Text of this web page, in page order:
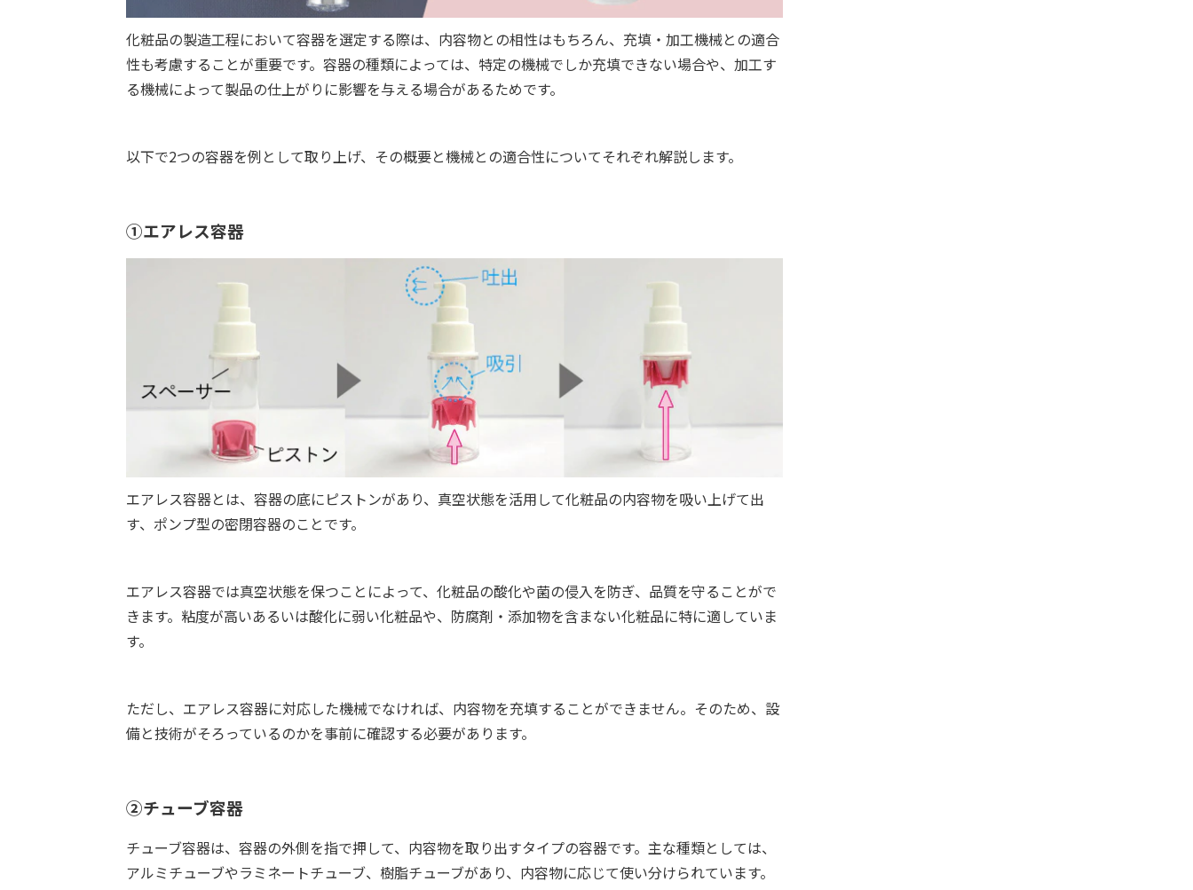
化粧品の製造工程において容器を選定する際は、内容物との相性はもちろん、充填・加工機械との適合
性も考慮することが重要です。容器の種類によっては、特定の機械でしか充填できない場合や、加工す
る機械によって製品の仕上がりに影響を与える場合があるためです。
以下で2つの容器を例として取り上げ、その概要と機械との適合性についてそれぞれ解説します。
①エアレス容器
エアレス容器とは、容器の底にピストンがあり、真空状態を活用して化粧品の内容物を吸い上げて出
す、ポンプ型の密閉容器のことです。
エアレス容器では真空状態を保つことによって、化粧品の酸化や菌の侵入を防ぎ、品質を守ることがで
きます。粘度が高いあるいは酸化に弱い化粧品や、防腐剤・添加物を含まない化粧品に特に適していま
す。
ただし、エアレス容器に対応した機械でなければ、内容物を充填することができません。そのため、設
備と技術がそろっているのかを事前に確認する必要があります。
②チューブ容器
チューブ容器は、容器の外側を指で押して、内容物を取り出すタイプの容器です。主な種類としては、
アルミチューブやラミネートチューブ、樹脂チューブがあり、内容物に応じて使い分けられています。